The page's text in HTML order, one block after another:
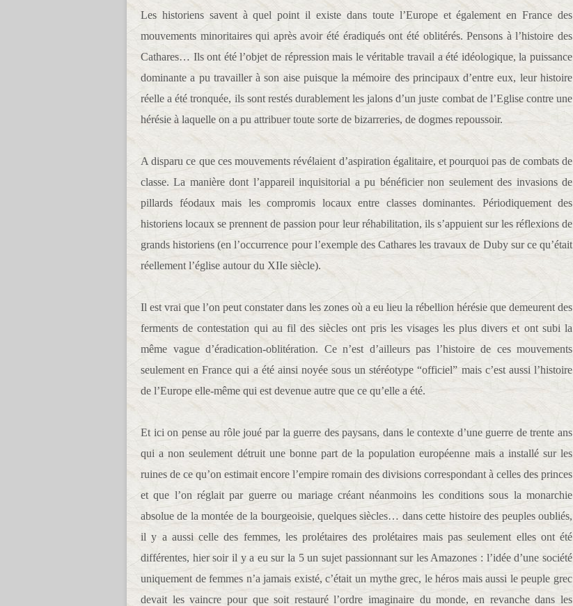
Les historiens savent à quel point il existe dans toute l’Europe et également en France des
mouvements minoritaires qui après avoir été éradiqués ont été oblitérés. Pensons à l’histoire des
Cathares… Ils ont été l’objet de répression mais le véritable travail a été idéologique, la puissance
dominante a pu travailler à son aise puisque la mémoire des principaux d’entre eux, leur histoire
réelle a été tronquée, ils sont restés durablement les jalons d’un juste combat de l’Eglise contre une
hérésie à laquelle on a pu attribuer toute sorte de bizarreries, de dogmes repoussoir.
A disparu ce que ces mouvements révélaient d’aspiration égalitaire, et pourquoi pas de combats de
classe. La manière dont l’appareil inquisitorial a pu bénéficier non seulement des invasions de
pillards féodaux mais les compromis locaux entre classes dominantes. Périodiquement des
historiens locaux se prennent de passion pour leur réhabilitation, ils s’appuient sur les réflexions de
grands historiens (en l’occurrence pour l’exemple des Cathares les travaux de Duby sur ce qu’était
réellement l’église autour du XIIe siècle).
Il est vrai que l’on peut constater dans les zones où a eu lieu la rébellion hérésie que demeurent des
ferments de contestation qui au fil des siècles ont pris les visages les plus divers et ont subi la
même vague d’éradication-oblitération. Ce n’est d’ailleurs pas l’histoire de ces mouvements
seulement en France qui a été ainsi noyée sous un stéréotype “officiel” mais c’est aussi l’histoire
de l’Europe elle-même qui est devenue autre que ce qu’elle a été.
Et ici on pense au rôle joué par la guerre des paysans, dans le contexte d’une guerre de trente ans
qui a non seulement détruit une bonne part de la population européenne mais a installé sur les
ruines de ce qu’on estimait encore l’empire romain des divisions correspondant à celles des princes
et que l’on réglait par guerre ou mariage créant néanmoins les conditions sous la monarchie
absolue de la montée de la bourgeoisie, quelques siècles… dans cette histoire des peuples oubliés,
il y a aussi celle des femmes, les prolétaires des prolétaires mais pas seulement elles ont été
différentes, hier soir il y a eu sur la 5 un sujet passionnant sur les Amazones : l’idée d’une société
uniquement de femmes n’a jamais existé, c’était un mythe grec, le héros mais aussi le peuple grec
devait les vaincre pour que soit restauré l’ordre imaginaire du monde, en revanche dans les